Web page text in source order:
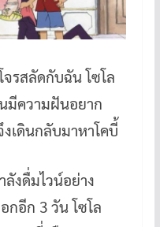
รสลัดกับฉัน โซโล
มีความฝันอยาก
เดินกลับมาหาโคบี้
ลังดื่มไวน์อย่าง
กอีก 3 วัน โซโล